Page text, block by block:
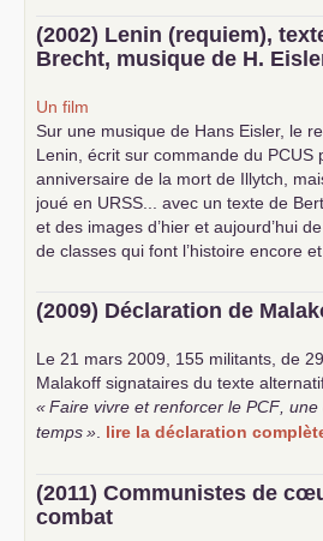
(2002) Lenin (requiem),
Brecht, musique de H.
Un film
Sur une musique de Hans Eisler, le
Lenin, écrit sur commande du PCUS
anniversaire de la mort de Illytch,
joué en URSS ... avec un texte de
et des images d’hier et aujourd’hui
de classes qui font l’histoire encore et
(2009) Déclaration de
Le 21 mars 2009, 155 militants, de
Malakoff signataires du texte
«Faire vivre et renforcer le PCF ,
temps» lire la déclaration
(2011) Communistes de
combat